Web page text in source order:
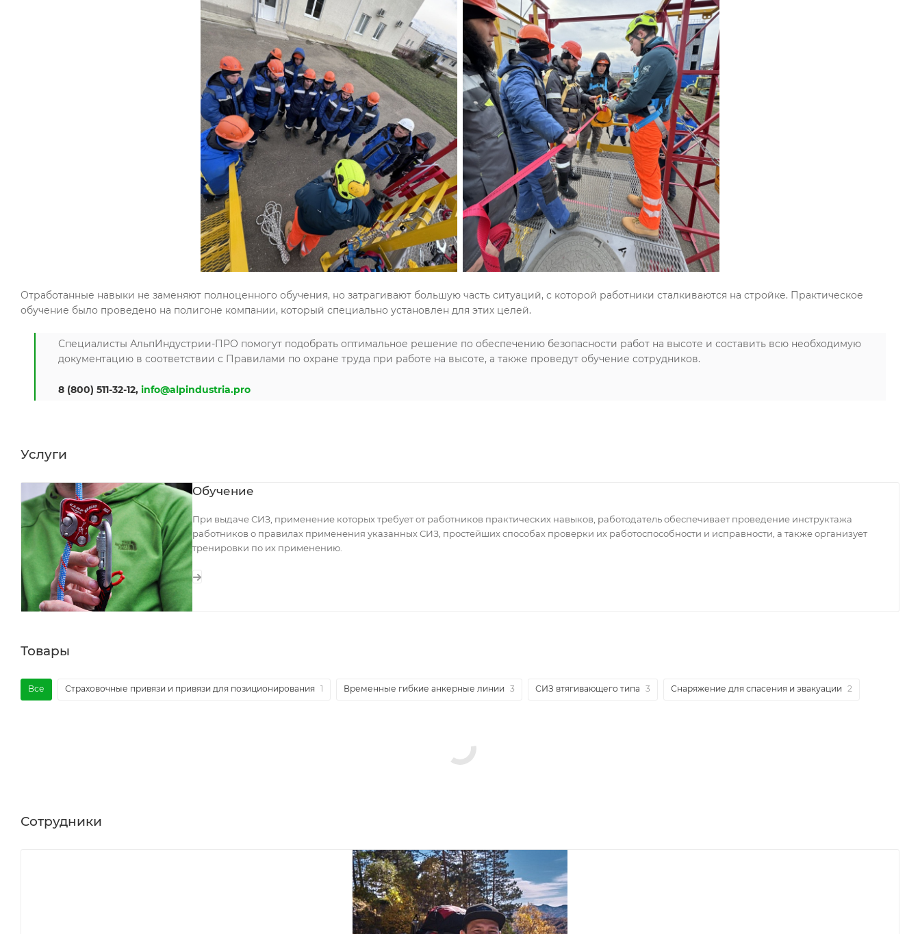
Отработанные навыки не заменяют полноценного обучения, но затрагивают большую часть ситуаций, с которой работники сталкиваются на стройке. Практическое
обучение было проведено на полигоне компании, который специально установлен для этих целей.
Специалисты АльпИндустрии-ПРО помогут подобрать оптимальное решение по обеспечению безопасности работ на высоте и составить всю необходимую
документацию в соответствии с Правилами по охране труда при работе на высоте, а также проведут обучение сотрудников.
8 (800) 511-32-12, info@alpindustria.pro
Услуги
Обучение
При выдаче СИЗ, применение которых требует от работников практических навыков, работодатель обеспечивает проведение инструктажа
работников о правилах применения указанных СИЗ, простейших способах проверки их работоспособности и исправности, а также организует
тренировки по их применению.
Товары
Все Страховочные привязи и привязи для позиционирования 1 Временные гибкие анкерные линии 3 СИЗ втягивающего типа 3 Снаряжение для спасения и эвакуации 2
Сотрудники